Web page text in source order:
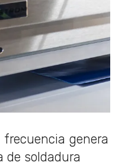
genera
de soldadura